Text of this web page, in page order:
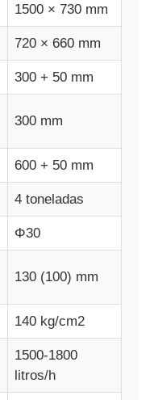
1500 × 730 mm
720 × 660 mm
300 + 50 mm
300 mm
600 + 50 mm
4 toneladas
Φ30
130 (100) mm
140 kg/cm2
1500-1800
litros/h